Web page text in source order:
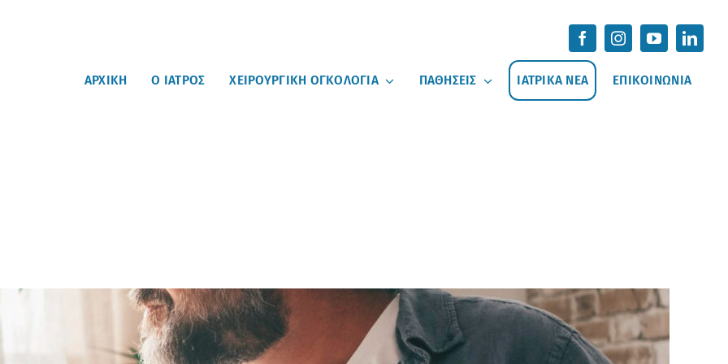
ΑΡΧΙΚΗ Ο ΙΑΤΡΟΣ ΧΕΙΡΟΥΡΓΙΚΗ ΟΓΚΟΛΟΓΙΑ ΠΑΘΗΣΕΙΣ ΙΑΤΡΙΚΑ ΝΕΑ ΕΠΙΚΟΙΝΩΝΙΑ